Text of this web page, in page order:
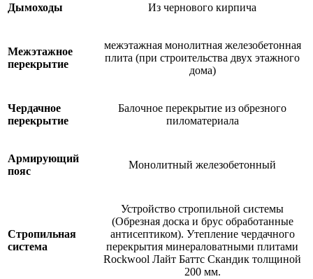
Дымоходы Из чернового кирпича
Межэтажное
перекрытие
межэтажная монолитная железобетонная
плита (при строительства двух этажного
дома)
Чердачное
перекрытие
Балочное перекрытие из обрезного
пиломатериала
Армирующий
пояс
Монолитный железобетонный
Стропильная
система
Устройство стропильной системы
(Обрезная доска и брус обработанные
антисептиком). Утепление чердачного
перекрытия минераловатными плитами
Rockwool Лайт Баттс Скандик толщиной
200 мм.